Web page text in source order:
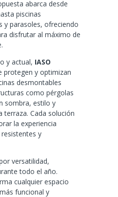
abarca desde
piscinas
y parasoles, ofreciendo
disfrutar al máximo de
y actual, IASO
protegen y optimizan
desmontables
como pérgolas
sombra, estilo y
terraza. Cada solución
la experiencia
y
versatilidad,
todo el año.
cualquier espacio
funcional y